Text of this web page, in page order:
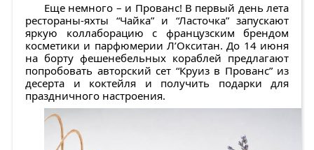
Еще немного – и Прованс! В первый день лета
рестораны-яхты “Чайка” и “Ласточка” запускают
яркую коллаборацию с французским брендом
косметики и парфюмерии Л’Окситан. До 14 июня
на борту фешенебельных кораблей предлагают
попробовать авторский сет “Круиз в Прованс” из
десерта и коктейля и получить подарки для
праздничного настроения.